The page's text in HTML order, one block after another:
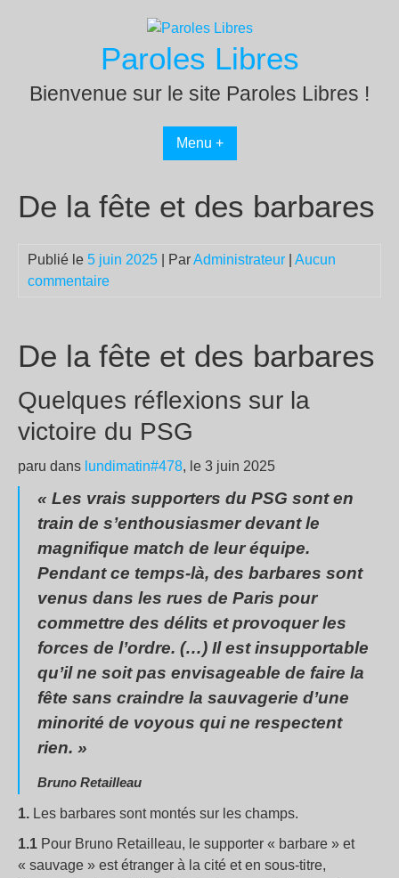
Paroles Libres
Bienvenue sur le site Paroles Libres !
Menu +
De la fête et des barbares
Publié le 5 juin 2025 | ParAdministrateur
Aucun
commentaire
De la fête et des barbares
Quelques réflexions sur la
victoire du PSG
paru dans lundimatin#478, le 3 juin 2025
« Les vrais supporters du PSG sont en
train de s’enthousiasmer devant le
magnifique match de leur équipe.
Pendant ce temps-là, des barbares sont
venus dans les rues de Paris pour
commettre des délits et provoquer les
forces de l’ordre. (…) Il est insupportable
qu’il ne soit pas envisageable de faire la
fête sans craindre la sauvagerie d’une
minorité de voyous qui ne respectent
rien. »
Bruno Retailleau
1. Les barbares sont montés sur les champs.
1.1 Pour Bruno Retailleau, le supporter « barbare » et
« sauvage » est étranger à la cité et en sous-titre,